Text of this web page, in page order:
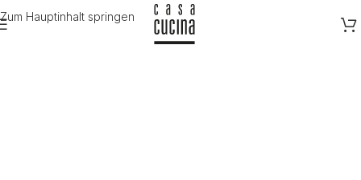
Zum Hauptinhalt springen